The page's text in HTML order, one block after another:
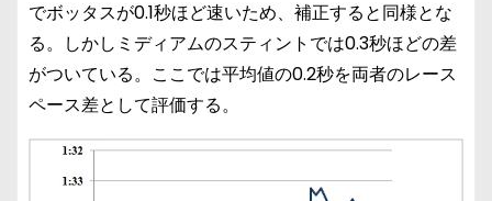
でボッタスが0.1秒ほど速いため、補正すると同様とな
る。しかしミディアムのスティントでは0.3秒ほどの差
がついている。ここでは平均値の0.2秒を両者のレース
ペース差として評価する。